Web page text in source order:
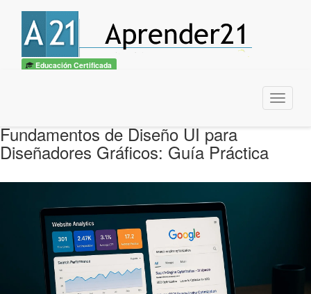
Educación Certificada
Menu
Fundamentos de Diseño UI para
Diseñadores Gráficos: Guía Práctica